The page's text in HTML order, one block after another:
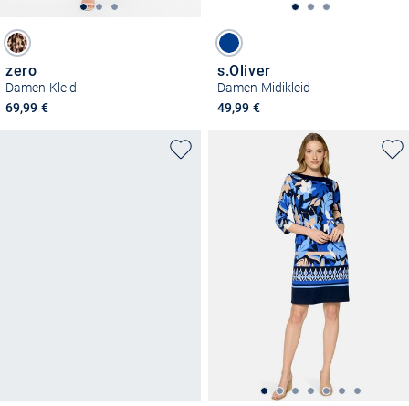
zero
Damen Kleid
69,99 €
s.Oliver
Damen Midikleid
49,99 €